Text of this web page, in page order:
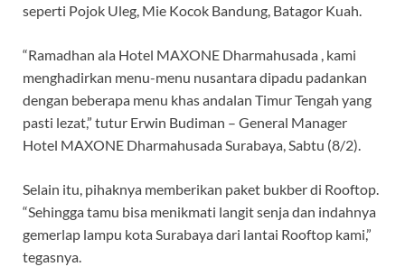
seperti Pojok Uleg, Mie Kocok Bandung, Batagor Kuah.
“Ramadhan ala Hotel MAXONE Dharmahusada , kami
menghadirkan menu-menu nusantara dipadu padankan
dengan beberapa menu khas andalan Timur Tengah yang
pasti lezat,” tutur Erwin Budiman – General Manager
Hotel MAXONE Dharmahusada Surabaya, Sabtu (8/2).
Selain itu, pihaknya memberikan paket bukber di Rooftop.
“Sehingga tamu bisa menikmati langit senja dan indahnya
gemerlap lampu kota Surabaya dari lantai Rooftop kami,”
tegasnya.